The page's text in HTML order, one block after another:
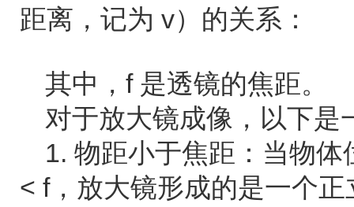
距离，记为 v）的关系：
其中，f 是透镜的焦距。
对于放大镜成像，以下是
1. 物距小于焦距：当物
< f，放大镜形成的是一个